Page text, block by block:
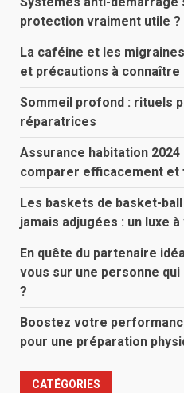
protection vraiment utile ?
La caféine et les
et précautions à connaître
Sommeil profond : rituels
réparatrices
Assurance habitation
comparer efficacement
Les baskets de basket-
jamais adjugées : un luxe
En quête du partenaire
vous sur une personne
?
Boostez votre
pour une préparation
CATÉGORIES